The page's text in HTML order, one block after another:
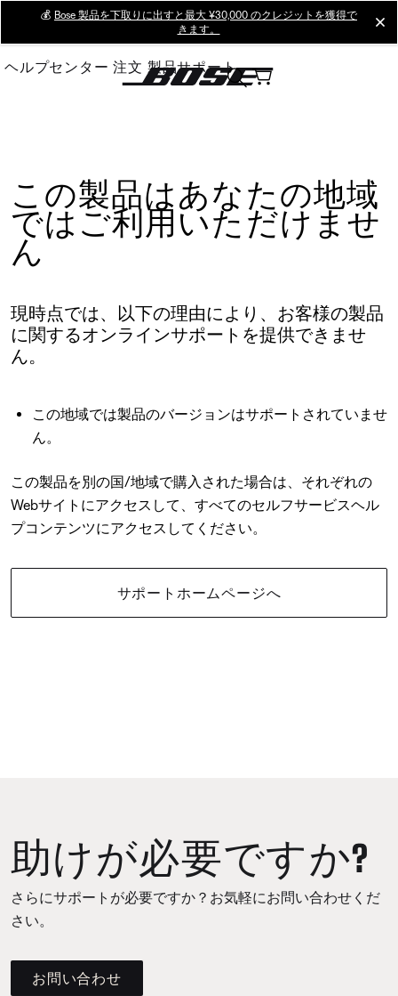
Main
💰 Bose 製品を下取りに出すと最大 ¥30,000 のクレジットを獲得で
きます。
ヘルプセンター 注文 製品サポート
この製品はあなたの地域
ではご利用いただけませ
ん
現時点では、以下の理由により、お客様の製品
に関するオンラインサポートを提供できませ
ん。
この地域では製品のバージョンはサポートされていませ
ん。
この製品を別の国/地域で購入された場合は、それぞれの
Webサイトにアクセスして、すべてのセルフサービスヘル
プコンテンツにアクセスしてください。
サポートホームページへ
助けが必要ですか?
さらにサポートが必要ですか？お気軽にお問い合わせくだ
さい。
お問い合わせ